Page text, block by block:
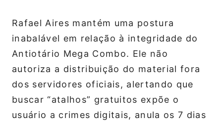
​Rafael Aires mantém uma postura
inabalável em relação à integridade do
Antiotário Mega Combo. Ele não
autoriza a distribuição do material fora
dos servidores oficiais, alertando que
buscar “atalhos” gratuitos expõe o
usuário a crimes digitais, anula os 7 dias